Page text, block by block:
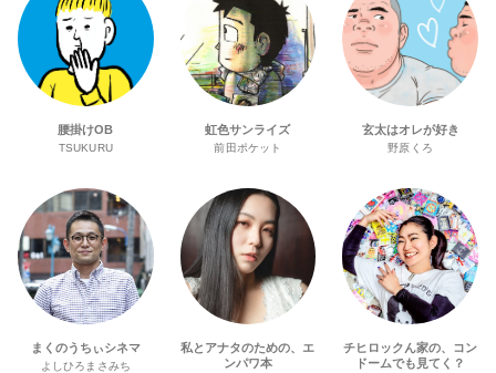
腰掛けOB
TSUKURU
虹色サンライズ
前田ポケット
玄太はオレが好き
野原くろ
まくのうちぃシネマ
よしひろまさみち
私とアナタのための、エ
ンパワ本
チヒロックん家の、コン
ドームでも見てく？